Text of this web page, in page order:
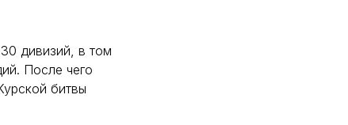
дивизий, в том
После чего
битвы